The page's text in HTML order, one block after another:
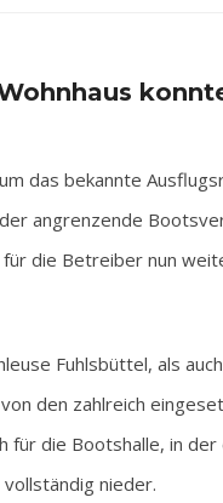
das bekannte
angrenzende
die Betreiber nun
Fuhlsbüttel, als
den zahlreich
für die Bootshalle, in
nieder.